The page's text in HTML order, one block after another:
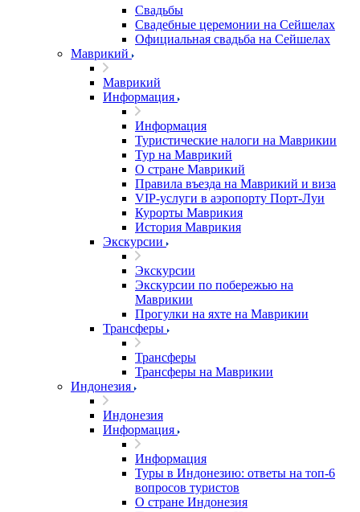
Свадьбы
Свадебные церемонии на Сейшелах
Официальная свадьба на Сейшелах
Маврикий
Маврикий
Информация
Информация
Туристические налоги на Маврикии
Тур на Маврикий
О стране Маврикий
Правила въезда на Маврикий и виза
VIP-услуги в аэропорту Порт-Луи
Курорты Маврикия
История Маврикия
Экскурсии
Экскурсии
Экскурсии по побережью на
Маврикии
Прогулки на яхте на Маврикии
Трансферы
Трансферы
Трансферы на Маврикии
Индонезия
Индонезия
Информация
Информация
Туры в Индонезию: ответы на топ-6
вопросов туристов
О стране Индонезия